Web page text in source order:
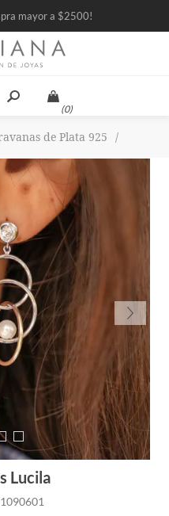
mayor a $2500!
(0)
de Plata 925 /
Lucila